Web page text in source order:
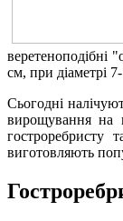
веретеноподібні
см, при діаметрі
Сьогодні
вирощування на
гостроребристу
виготовляють